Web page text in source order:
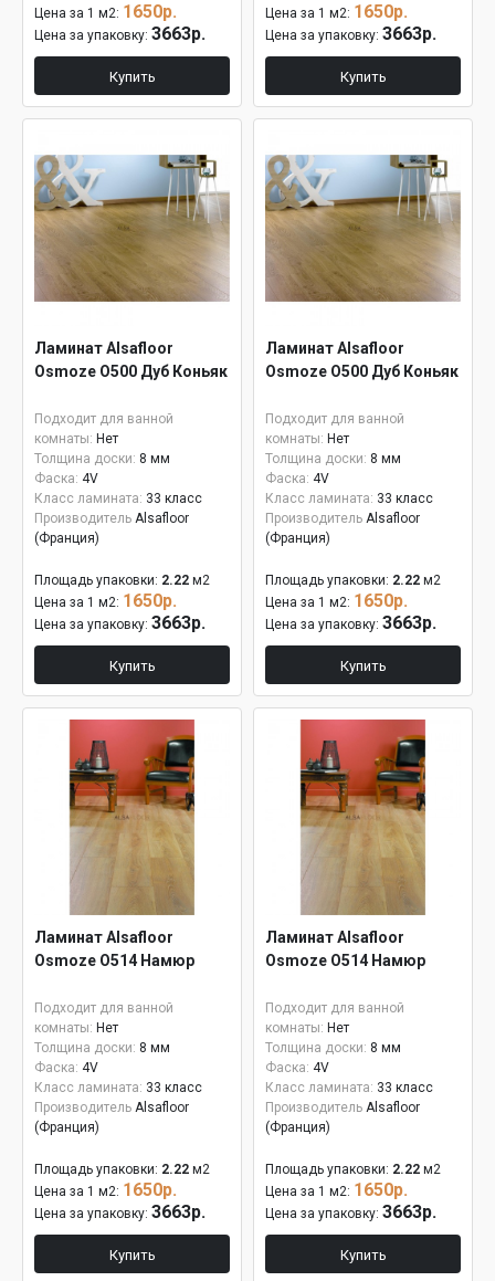
Цена за 1 м2: 1650р.
Цена за упаковку: 3663р.
Купить
Цена за 1 м2: 1650р.
Цена за упаковку: 3663р.
Купить
Ламинат Alsafloor
Osmoze O500 Дуб Коньяк
Подходит для ванной
комнаты: Нет
Толщина доски: 8 мм
Фаска: 4V
Класс ламината: 33 класс
Производитель Alsafloor
(Франция)
Площадь упаковки: 2.22 м2
Цена за 1 м2: 1650р.
Цена за упаковку: 3663р.
Купить
Ламинат Alsafloor
Osmoze O500 Дуб Коньяк
Подходит для ванной
комнаты: Нет
Толщина доски: 8 мм
Фаска: 4V
Класс ламината: 33 класс
Производитель Alsafloor
(Франция)
Площадь упаковки: 2.22 м2
Цена за 1 м2: 1650р.
Цена за упаковку: 3663р.
Купить
Ламинат Alsafloor
Osmoze O514 Намюр
Подходит для ванной
комнаты: Нет
Толщина доски: 8 мм
Фаска: 4V
Класс ламината: 33 класс
Производитель Alsafloor
(Франция)
Площадь упаковки: 2.22 м2
Цена за 1 м2: 1650р.
Цена за упаковку: 3663р.
Купить
Ламинат Alsafloor
Osmoze O514 Намюр
Подходит для ванной
комнаты: Нет
Толщина доски: 8 мм
Фаска: 4V
Класс ламината: 33 класс
Производитель Alsafloor
(Франция)
Площадь упаковки: 2.22 м2
Цена за 1 м2: 1650р.
Цена за упаковку: 3663р.
Купить